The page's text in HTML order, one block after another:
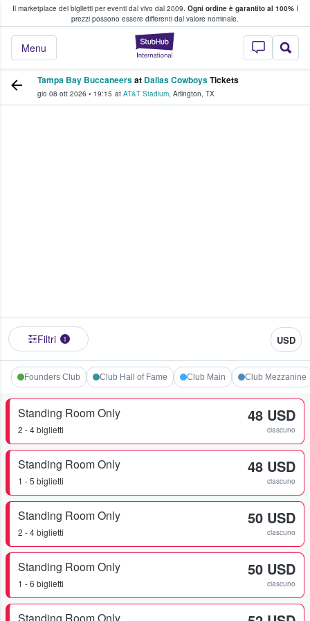
Il marketplace dei biglietti per eventi dal vivo dal 2009. Ogni ordine è garantito al 100%I
prezzi possono essere differenti dal valore nominale.
StubHub - Dove
Menu
fan comprano e vendono biglietti
Tampa Bay Buccaneersat Dallas CowboysTickets
gio 08 ott 2026 • 19:15 at AT&T Stadium, Arlington, TX
Filtri 1 USD
Founders Club Club Hall of Fame Club Main Club Mezzanine
Standing Room Only
2 - 4 biglietti
48 USD
ciascuno
Standing Room Only
1 - 5 biglietti
48 USD
ciascuno
Standing Room Only
2 - 4 biglietti
50 USD
ciascuno
Standing Room Only
1 - 6 biglietti
50 USD
ciascuno